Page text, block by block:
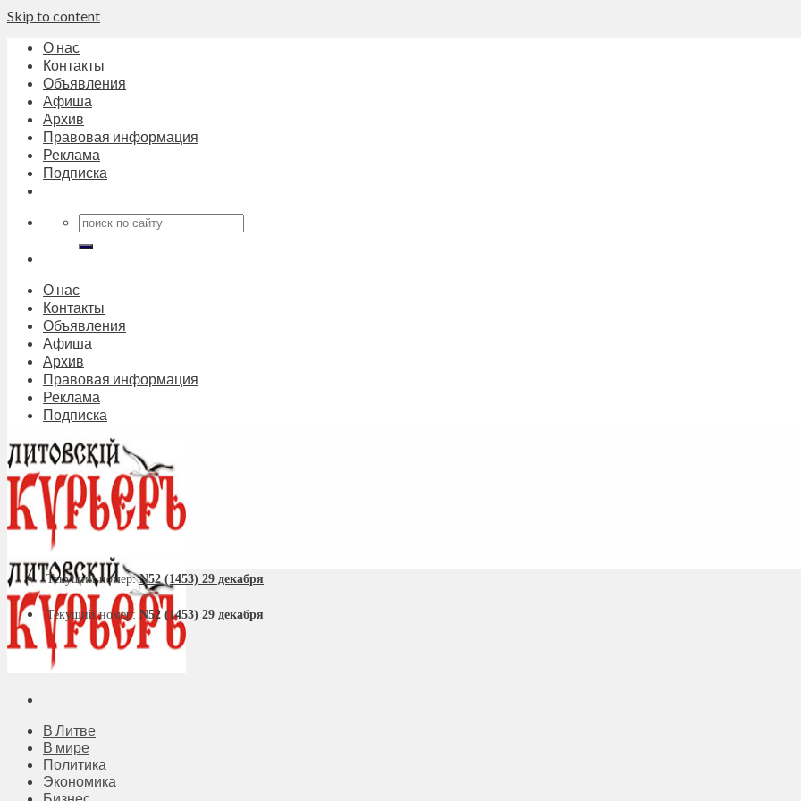
Skip to content
О нас
Контакты
Объявления
Афиша
Архив
Правовая информация
Реклама
Подписка
О нас
Контакты
Объявления
Афиша
Архив
Правовая информация
Реклама
Подписка
В Литве
В мире
Политика
Экономика
Текущий номер:N52 (1453) 29 декабря
Текущий номер: N52 (1453) 29 декабря